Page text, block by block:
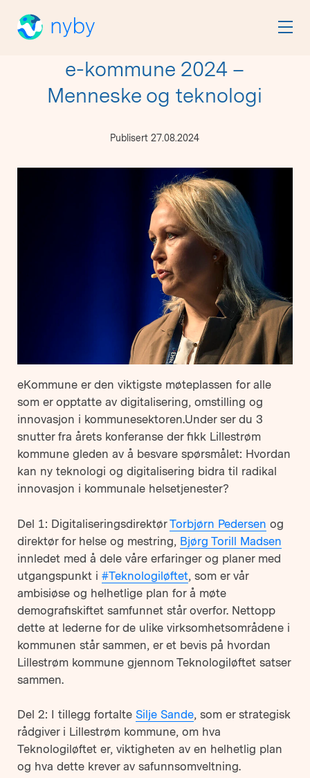
e-kommune 2024 –
Menneske og teknologi
Publisert 27.08.2024
eKommune er den viktigste møteplassen for alle
som er opptatte av digitalisering, omstilling og
innovasjon i kommunesektoren.Under ser du 3
snutter fra årets konferanse der fikk Lillestrøm
kommune gleden av å besvare spørsmålet: Hvordan
kan ny teknologi og digitalisering bidra til radikal
innovasjon i kommunale helsetjenester?
Del 1: DigitaliseringsdirektørTorbjørn Pedersen og
direktør for helse og mestring, Bjørg Torill Madsen
innledet med å dele våre erfaringer og planer med
utgangspunkt i #Teknologiløftet, som er vår
ambisiøse og helhetlige plan for å møte
demografiskiftet samfunnet står overfor. Nettopp
dette at lederne for de ulike virksomhetsområdene i
kommunen står sammen, er et bevis på hvordan
Lillestrøm kommune gjennom Teknologiløftet satser
sammen.
Del 2: I tillegg fortalte Silje Sande, som er strategisk
rådgiver i Lillestrøm kommune, om hva
Teknologiløftet er, viktigheten av en helhetlig plan
og hva dette krever av safunnsomveltning.